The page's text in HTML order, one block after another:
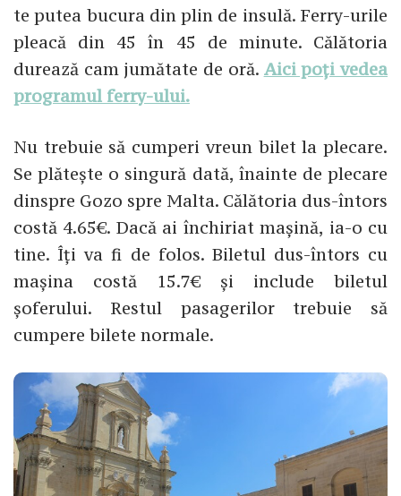
te putea bucura din plin de insulă. Ferry-urile
pleacă din 45 în 45 de minute. Călătoria
durează cam jumătate de oră. Aici poți vedea
programul ferry-ului.
Nu trebuie să cumperi vreun bilet la plecare.
Se plătește o singură dată, înainte de plecare
dinspre Gozo spre Malta. Călătoria dus-întors
costă 4.65€. Dacă ai închiriat mașină, ia-o cu
tine. Îți va fi de folos. Biletul dus-întors cu
mașina costă 15.7€ și include biletul
șoferului. Restul pasagerilor trebuie să
cumpere bilete normale.